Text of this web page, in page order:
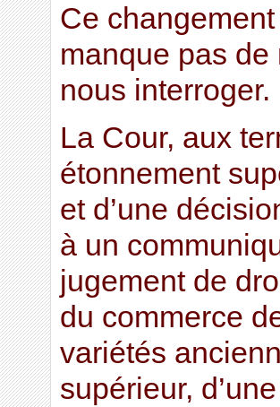
Ce
manque pas
nous interroger.
La Cour, aux
étonnement
et d’une
à un
jugement de
du commerce
variétés
supérieur,